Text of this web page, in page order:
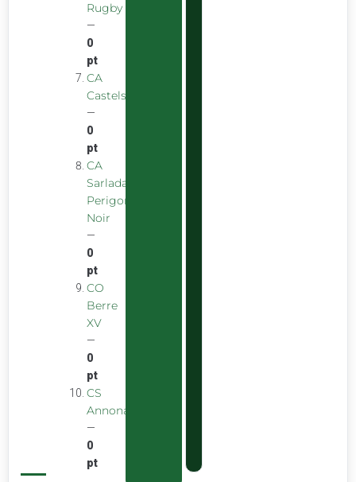
Rugby
—
0
pt
CA
Castelsarrasinois
—
0
pt
CA
Sarladais
Perigord
Noir
—
0
pt
CO
Berre
XV
—
0
pt
CS
Annonay
—
0
pt